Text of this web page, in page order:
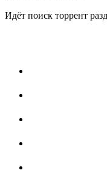
Идёт поиск торрент